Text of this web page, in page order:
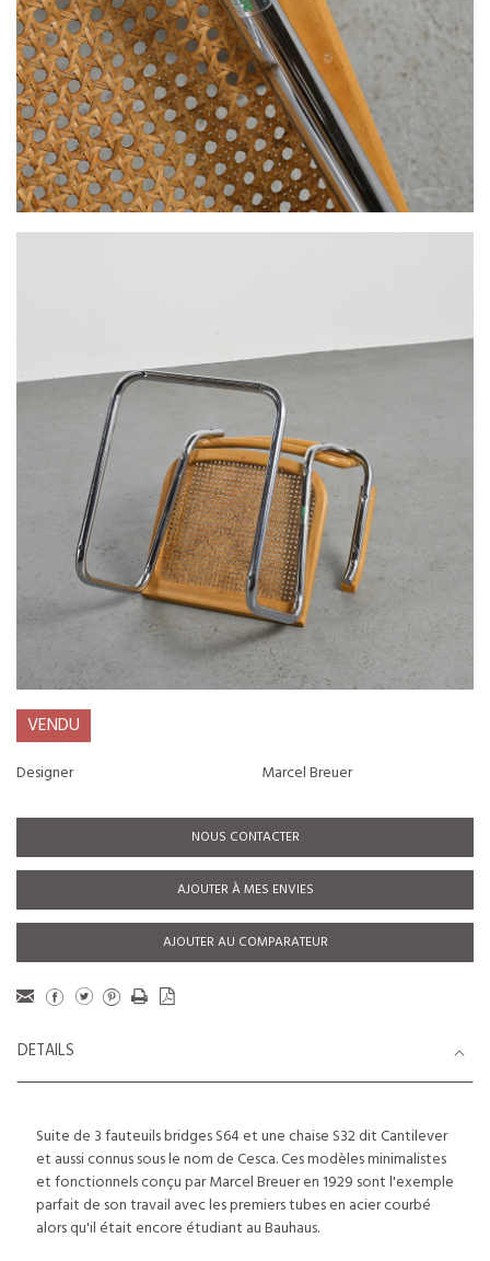
VENDU
Designer Marcel Breuer
NOUS CONTACTER
AJOUTER À MES ENVIES
AJOUTER AU COMPARATEUR
DETAILS
Suite de 3 fauteuils bridges S64 et une chaise S32 dit Cantilever
et aussi connus sous le nom de Cesca. Ces modèles minimalistes
et fonctionnels conçu par Marcel Breuer en 1929 sont l'exemple
parfait de son travail avec les premiers tubes en acier courbé
alors qu'il était encore étudiant au Bauhaus.